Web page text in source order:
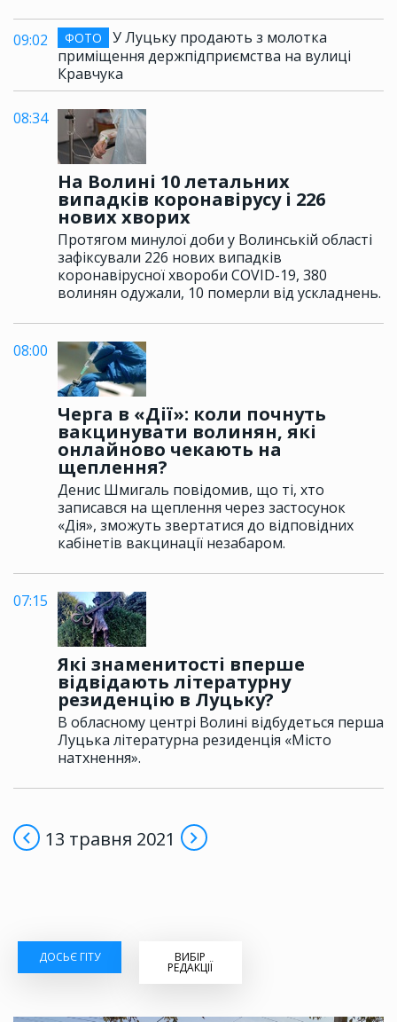
ДОСЬЄ ГІТУ ВИБІР
РЕДАКЦІЇ
09:02 ФОТО
У Луцьку продають з молотка
приміщення держпідприємства на вулиці
Кравчука
08:34
На Волині 10 летальних
випадків коронавірусу і 226
нових хворих
Протягом минулої доби у Волинській області
зафіксували 226 нових випадків
коронавірусної хвороби COVID-19, 380
волинян одужали, 10 померли від ускладнень.
08:00
Черга в «Дії»: коли почнуть
вакцинувати волинян, які
онлайново чекають на
щеплення?
Денис Шмигаль повідомив, що ті, хто
записався на щеплення через застосунок
«Дія», зможуть звертатися до відповідних
кабінетів вакцинації незабаром.
07:15
Які знаменитості вперше
відвідають літературну
резиденцію в Луцьку?
В обласному центрі Волині відбудеться перша
Луцька літературна резиденція «Місто
натхнення».
13 травня 2021